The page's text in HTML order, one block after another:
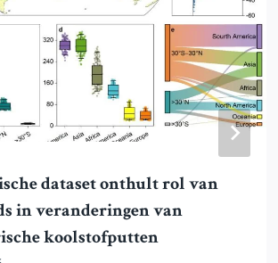
dataset onthult rol van
in veranderingen van
koolstofputten